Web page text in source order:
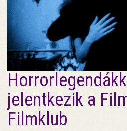
jelentkezik a
Filmklub